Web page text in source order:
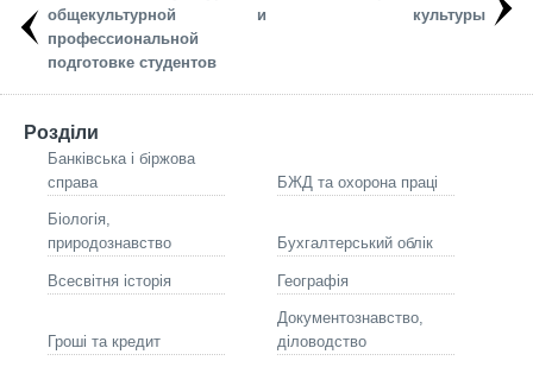
общекультурной и
профессиональной
подготовке студентов
культуры
Розділи
Банківська і біржова
справа
БЖД та охорона праці
Біологія,
природознавство
Бухгалтерський облік
Всесвітня історія Географія
Гроші та кредит
Документознавство,
діловодство